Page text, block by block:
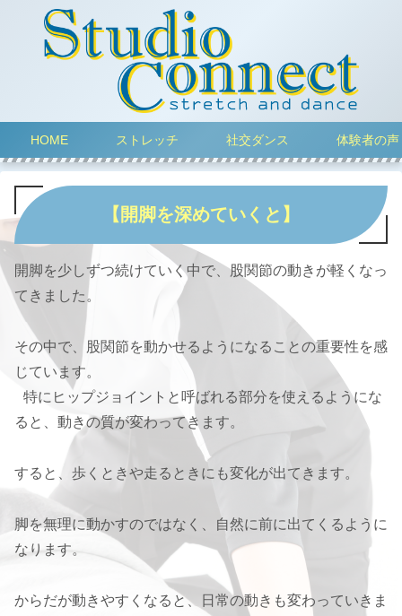
HOME ストレッチ 社交ダンス 体験者の声
【開脚を深めていくと】
開脚を少しずつ続けていく中で、股関節の動きが軽くなっ
てきました。
その中で、股関節を動かせるようになることの重要性を感
じています。
特にヒップジョイントと呼ばれる部分を使えるようにな
ると、動きの質が変わってきます。
すると、歩くときや走るときにも変化が出てきます。
脚を無理に動かすのではなく、自然に前に出てくるように
なります。
からだが動きやすくなると、日常の動きも変わっていきま